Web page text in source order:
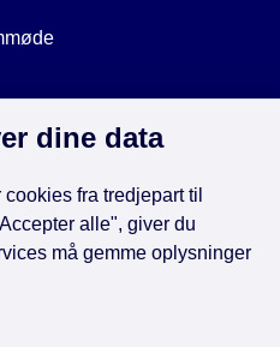
dine data
fra tredjepart til
alle", giver du
må gemme oplysninger